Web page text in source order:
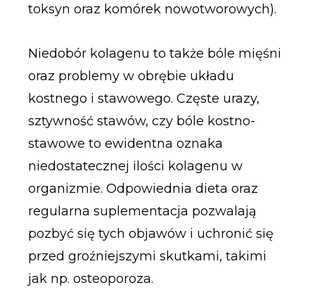
toksyn oraz komórek nowotworowych).
Niedobór kolagenu to także bóle mięśni
oraz problemy w obrębie układu
kostnego i stawowego. Częste urazy,
sztywność stawów, czy bóle kostno-
stawowe to ewidentna oznaka
niedostatecznej ilości kolagenu w
organizmie. Odpowiednia dieta oraz
regularna suplementacja pozwalają
pozbyć się tych objawów i uchronić się
przed groźniejszymi skutkami, takimi
jak np. osteoporoza.